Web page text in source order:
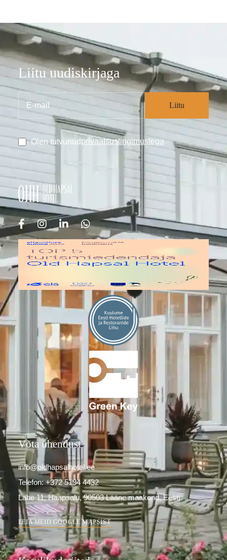
Liitu uudiskirjaga
Olen tutvunud privaatsustingimustega
Võta ühendust
info@oldhapsalhotel.ee
Telefon: +372 5194 4432
Lahe 11, Haapsalu, 90503 Lääne maakond, Eesti
LEIA MEID GOOGLE MAPSIST